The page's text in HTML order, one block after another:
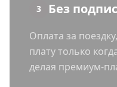
3 Без
Оплата за
плату только
делая премиум-